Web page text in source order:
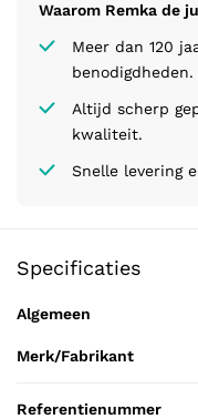
Waarom Remka de
Meer dan 120
benodigdheden.
Altijd scherp
kwaliteit.
Snelle levering
Specificaties
Algemeen
Merk/Fabrikant
Referentienummer